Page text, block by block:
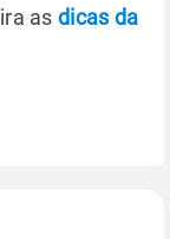
asdicas da